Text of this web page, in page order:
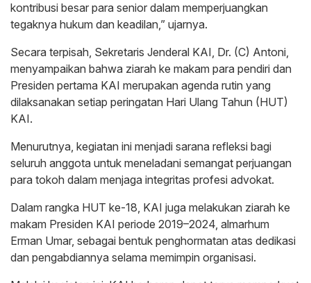
kontribusi besar para senior dalam memperjuangkan
tegaknya hukum dan keadilan,” ujarnya.
Secara terpisah, Sekretaris Jenderal KAI, Dr. (C) Antoni,
menyampaikan bahwa ziarah ke makam para pendiri dan
Presiden pertama KAI merupakan agenda rutin yang
dilaksanakan setiap peringatan Hari Ulang Tahun (HUT)
KAI.
Menurutnya, kegiatan ini menjadi sarana refleksi bagi
seluruh anggota untuk meneladani semangat perjuangan
para tokoh dalam menjaga integritas profesi advokat.
Dalam rangka HUT ke-18, KAI juga melakukan ziarah ke
makam Presiden KAI periode 2019–2024, almarhum
Erman Umar, sebagai bentuk penghormatan atas dedikasi
dan pengabdiannya selama memimpin organisasi.